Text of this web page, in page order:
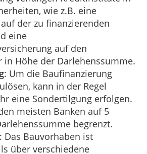
wie z.B. eine
der zu finanzierenden
eine
auf den
in Höhe der Darlehenssumme.
: Um die Baufinanzierung
kann in der Regel
eine Sondertilgung erfolgen.
meisten Banken auf 5
begrenzt.
: Das Bauvorhaben ist
über verschiedene